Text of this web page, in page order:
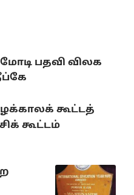
மோடி பதவி விலக
கூட்டத்
கூட்டம்